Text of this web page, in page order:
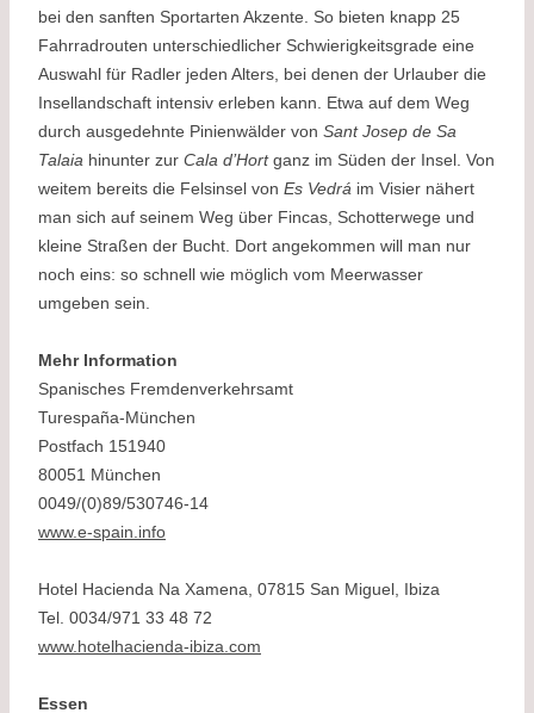
bei den sanften Sportarten Akzente. So bieten knapp 25
Fahrradrouten unterschiedlicher Schwierigkeitsgrade eine
Auswahl für Radler jeden Alters, bei denen der Urlauber die
Insellandschaft intensiv erleben kann. Etwa auf dem Weg
durch ausgedehnte Pinienwälder von Sant Josep de Sa
Talaia hinunter zur Cala d’Hortganz im Süden der Insel. Von
weitem bereits die Felsinsel von Es Vedrá im Visier nähert
man sich auf seinem Weg über Fincas, Schotterwege und
kleine Straßen der Bucht. Dort angekommen will man nur
noch eins: so schnell wie möglich vom Meerwasser
umgeben sein.
Mehr Information
Spanisches Fremdenverkehrsamt
Turespaña-München
Postfach 151940
80051 München
0049/(0)89/530746-14
www.e-spain.info
Hotel Hacienda Na Xamena, 07815 San Miguel, Ibiza
Tel. 0034/971 33 48 72
www.hotelhacienda-ibiza.com
Essen